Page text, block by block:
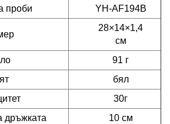
проби
YH-AF194B
28×14×1,4
см
91 г
бял
30г
дръжката
10 см